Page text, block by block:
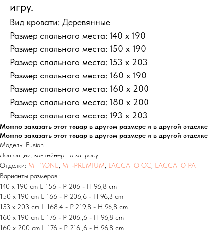
игру.
Вид кровати: Деревянные
Размер спального места: 140 х 190
Размер спального места: 150 х 190
Размер спального места: 153 x 203
Размер спального места: 160 x 190
Размер спального места: 160 x 200
Размер спального места: 180 x 200
Размер спального места: 193 x 203
Можно заказать этот товар в другом размере и в другой отделке
Можно заказать этот товар в другом размере и в другой отделке
Модель: Fusion
Доп опции: контейнер по запросу
Отделки: MT 1\ONE MT-PREMIUM LACCATO OC LACCATO PA
Варианты размеров :
140 x 190 cm L 156 - P 206 - H 96,8 cm
150 x 190 cm L 166 - P 206,6 - H 96,8 cm
153 x 203 cm L 168.4 - P 219.8 - H 96,8 cm
160 x 190 cm L 176 - P 206.,6 - H 96,8 cm
160 x 200 cm L 176 - P 216.,6 - H 96,8 cm
СТЕНКИ
СТЕЛЛАЖИ
СТОЛЫ
СТУЛЬЯ
ШКАФЫ-КУПЕ
ГАРДЕРОБНЫЕ
ЗЕРКАЛА
КОМНАТЫ
КРОВАТИ
СТОЛЫ
ПОЛКИ
ЧАСЫ
КОВРЫ
ПЛЕДЫ
ПОЛКИ
ДЛЯ СИДЕНЬЯ
СТОЛИКИ
НАЛИЧИЕ МАТРАСЫ
ДОСТАВКА И ОПЛАТА КОНТАКТЫ